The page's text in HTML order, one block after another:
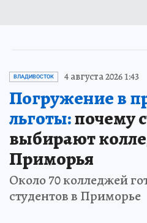
ВЛАДИВОСТОК 4 августа 2026 1:43
Погружение в
льготы:почему
выбирают
Приморья
Около 70 колледжей
студентов в Приморье